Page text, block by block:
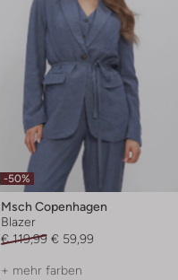
-50%
Msch Copenhagen
Blazer
€ 119,99 € 59,99
+ mehr farben